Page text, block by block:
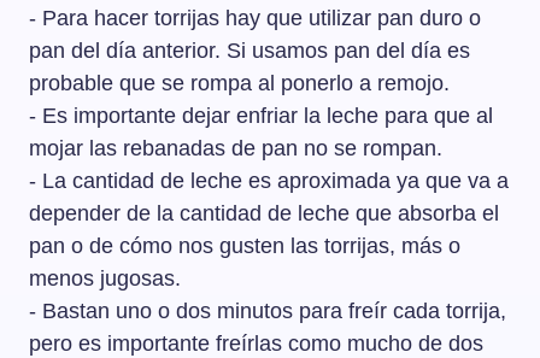
- Para hacer torrijas hay que utilizar pan duro o
pan del día anterior. Si usamos pan del día es
probable que se rompa al ponerlo a remojo.
- Es importante dejar enfriar la leche para que al
mojar las rebanadas de pan no se rompan.
- La cantidad de leche es aproximada ya que va a
depender de la cantidad de leche que absorba el
pan o de cómo nos gusten las torrijas, más o
menos jugosas.
- Bastan uno o dos minutos para freír cada torrija,
pero es importante freírlas como mucho de dos